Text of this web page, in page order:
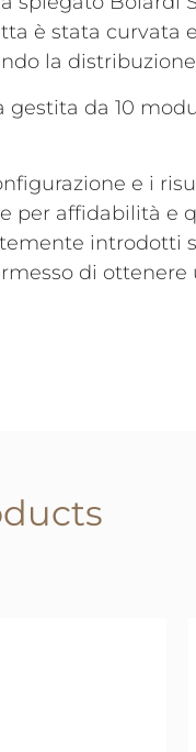
è stata
la distribuzione
da 10
e i
per affidabilità e
introdotti
di